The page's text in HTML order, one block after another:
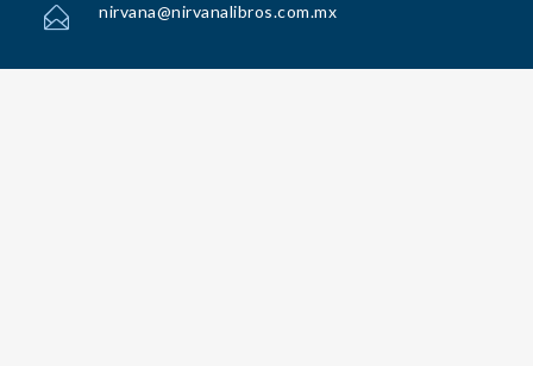
nirvana@nirvanalibros.com.mx